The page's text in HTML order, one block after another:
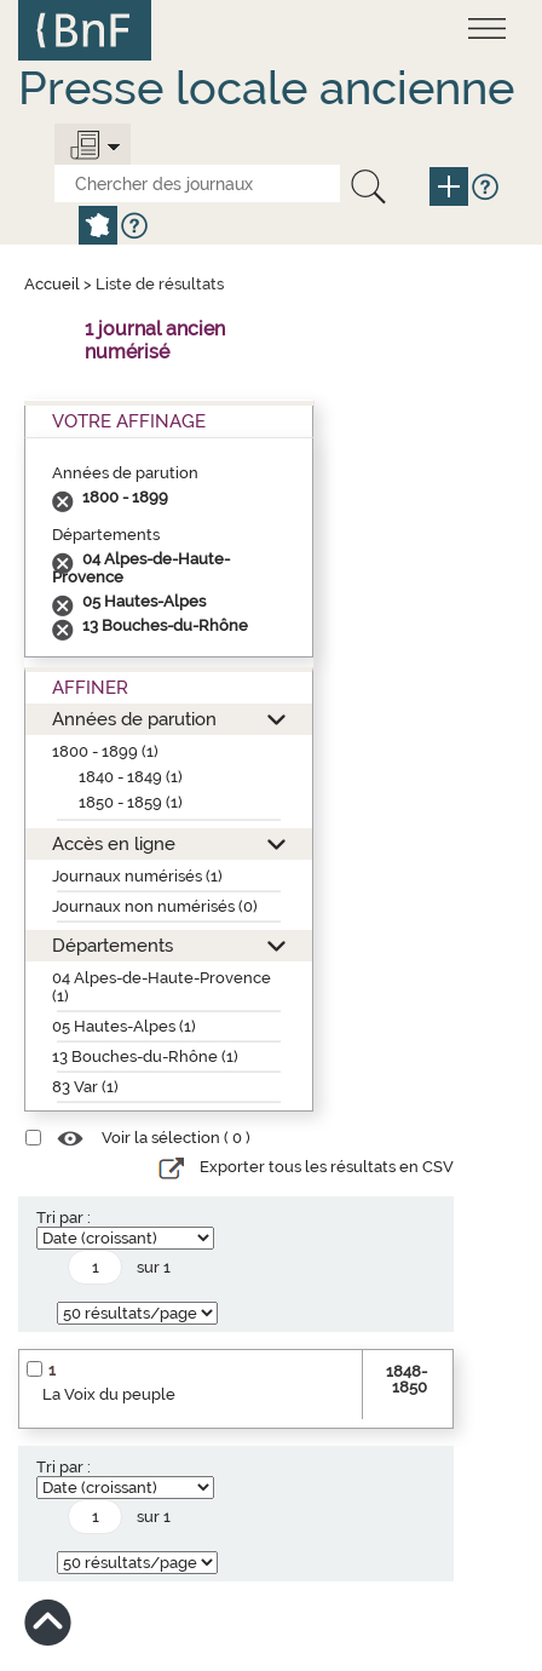
contenu
principal
Presse locale ancienne
Accueil > Liste de résultats
1 journal ancien
numérisé
VOTRE AFFINAGE
Années de parution
1800 - 1899
Départements
04 Alpes-de-Haute-
Provence
05 Hautes-Alpes
13 Bouches-du-Rhône
AFFINER
Années de parution
1800 - 1899 (1)
1840 - 1849 (1)
1850 - 1859 (1)
Accès en ligne
Journaux numérisés (1)
Journaux non numérisés (0)
Départements
04 Alpes-de-Haute-Provence
(1)
05 Hautes-Alpes (1)
13 Bouches-du-Rhône (1)
83 Var (1)
Voir la sélection ( 0 )
Exporter tous les résultats en CSV
Tri par :
sur 1
1
La Voix du peuple
1848-
1850
Tri par :
sur 1
Panneau de gestion des cookies